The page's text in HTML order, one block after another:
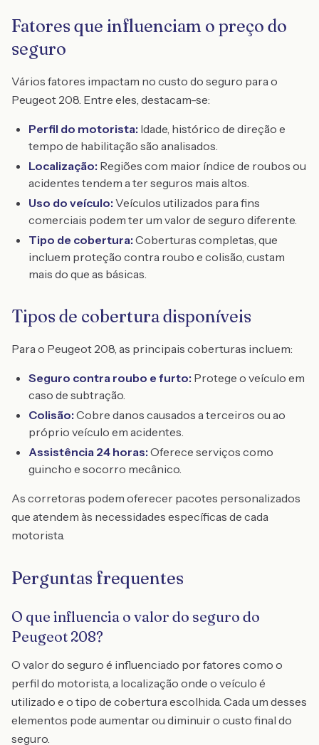
Fatores que influenciam o preço do
seguro
Vários fatores impactam no custo do seguro para o
Peugeot 208. Entre eles, destacam-se:
Perfil do motorista: Idade, histórico de direção e
tempo de habilitação são analisados.
Localização: Regiões com maior índice de roubos ou
acidentes tendem a ter seguros mais altos.
Uso do veículo: Veículos utilizados para fins
comerciais podem ter um valor de seguro diferente.
Tipo de cobertura: Coberturas completas, que
incluem proteção contra roubo e colisão, custam
mais do que as básicas.
Tipos de cobertura disponíveis
Para o Peugeot 208, as principais coberturas incluem:
Seguro contra roubo e furto: Protege o veículo em
caso de subtração.
Colisão: Cobre danos causados a terceiros ou ao
próprio veículo em acidentes.
Assistência 24 horas: Oferece serviços como
guincho e socorro mecânico.
As corretoras podem oferecer pacotes personalizados
que atendem às necessidades específicas de cada
motorista.
Perguntas frequentes
O que influencia o valor do seguro do
Peugeot 208?
O valor do seguro é influenciado por fatores como o
perfil do motorista, a localização onde o veículo é
utilizado e o tipo de cobertura escolhida. Cada um desses
elementos pode aumentar ou diminuir o custo final do
seguro.